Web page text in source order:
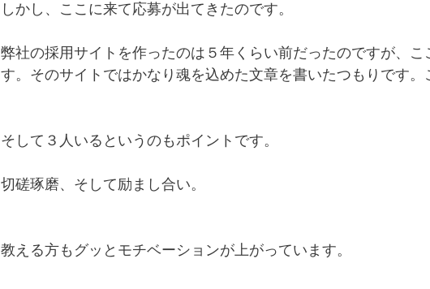
しかし、ここに来て応募が出てきたのです。
弊社の採用サイトを作ったのは５年くらい前だったのですが、
す。そのサイトではかなり魂を込めた文章を書いたつもりです
そして３人いるというのもポイントです。
切磋琢磨、そして励まし合い。
教える方もグッとモチベーションが上がっています。